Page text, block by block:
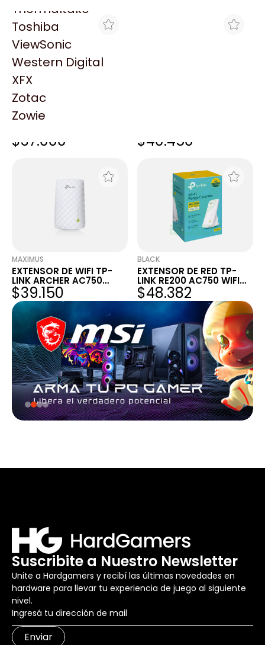
Thermaltake
Toshiba
ViewSonic
Western Digital
XFX
Zotac
Zowie
EXTENSOR DE SEÑAL WIFI
$37.000 $40.450
MAXIMUS
EXTENSOR DE WIFI TP-
LINK ARCHER AC750
RE200 DUAL BAND
$39.150
BLACK
EXTENSOR DE RED TP-
LINK RE200 AC750 WIFI
DUAL BAND 750MBPS
$48.382
Suscribite a Nuestro Newsletter
Unite a Hardgamers y recibí las últimas novedades en
hardware para llevar tu experiencia de juego al siguiente
nivel.
Enviar